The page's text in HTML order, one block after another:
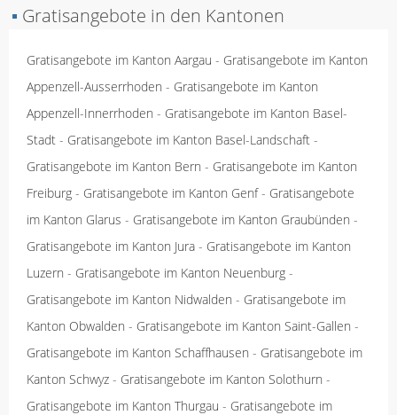
▪ Gratisangebote in den Kantonen
Gratisangebote im Kanton Aargau - Gratisangebote im Kanton
Appenzell-Ausserrhoden - Gratisangebote im Kanton
Appenzell-Innerrhoden - Gratisangebote im Kanton Basel-
Stadt - Gratisangebote im Kanton Basel-Landschaft -
Gratisangebote im Kanton Bern - Gratisangebote im Kanton
Freiburg - Gratisangebote im Kanton Genf- Gratisangebote
im Kanton Glarus - Gratisangebote im Kanton Graubünden -
Gratisangebote im Kanton Jura - Gratisangebote im Kanton
Luzern - Gratisangebote im Kanton Neuenburg -
Gratisangebote im Kanton Nidwalden - Gratisangebote im
Kanton Obwalden - Gratisangebote im Kanton Saint-Gallen -
Gratisangebote im Kanton Schaffhausen - Gratisangebote im
Kanton Schwyz - Gratisangebote im Kanton Solothurn -
Gratisangebote im Kanton Thurgau - Gratisangebote im